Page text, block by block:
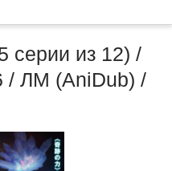
серии из 12) /
/ ЛМ (AniDub) /